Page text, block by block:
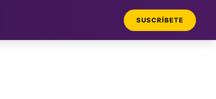
SUSCRÍBETE